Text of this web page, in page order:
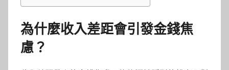
為什麼收入差距會引發金錢焦
慮？